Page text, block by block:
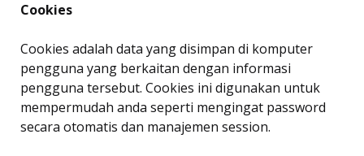
Cookies
Cookies adalah data yang disimpan di komputer
pengguna yang berkaitan dengan informasi
pengguna tersebut. Cookies ini digunakan untuk
mempermudah anda seperti mengingat password
secara otomatis dan manajemen session.